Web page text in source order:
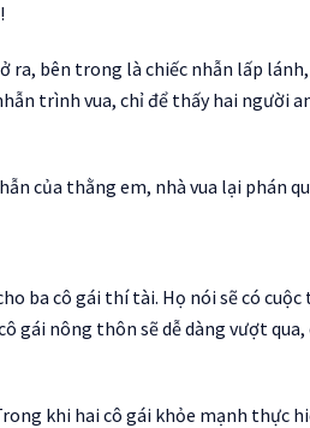
ra, bên trong là chiếc nhẫn lấp
trình vua, chỉ để thấy hai người
của thằng em, nhà vua lại phán
ba cô gái thí tài. Họ nói sẽ có
gái nông thôn sẽ dễ dàng vượt
khi hai cô gái khỏe mạnh thực